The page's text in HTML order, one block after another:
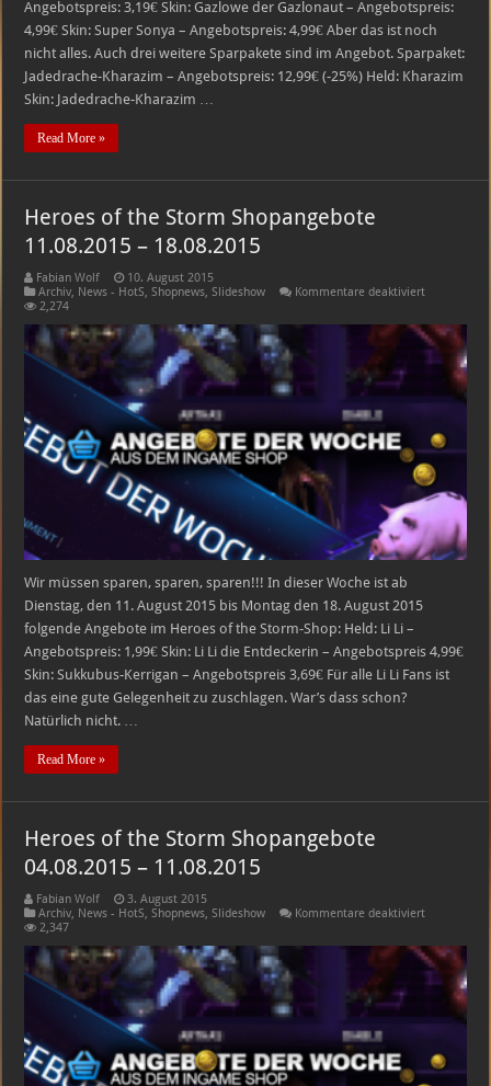
Angebotspreis: 3,19€ Skin: Gazlowe der Gazlonaut – Angebotspreis:
4,99€ Skin: Super Sonya – Angebotspreis: 4,99€ Aber das ist noch
nicht alles. Auch drei weitere Sparpakete sind im Angebot. Sparpaket:
Jadedrache-Kharazim – Angebotspreis: 12,99€ (-25%) Held: Kharazim
Skin: Jadedrache-Kharazim …
Read More »
Heroes of the Storm Shopangebote
11.08.2015 – 18.08.2015
Fabian Wolf
10. August 2015
Archiv, News - HotS,Shopnews,Slideshow Kommentare deaktiviertfür
the
Storm
11.08.2015
18.08.2015
2,274
Wir müssen sparen, sparen, sparen!!! In dieser Woche ist ab
Dienstag, den 11. August 2015 bis Montag den 18. August 2015
folgende Angebote im Heroes of the Storm-Shop: Held: Li Li –
Angebotspreis: 1,99€ Skin: Li Li die Entdeckerin – Angebotspreis 4,99€
Skin: Sukkubus-Kerrigan – Angebotspreis 3,69€ Für alle Li Li Fans ist
das eine gute Gelegenheit zu zuschlagen. War’s dass schon?
Natürlich nicht. …
Read More »
Heroes of the Storm Shopangebote
04.08.2015 – 11.08.2015
Fabian Wolf
3. August 2015
Archiv, News - HotS,Shopnews,Slideshow Kommentare deaktiviertfür
the
Storm
04.08.2015
11.08.2015
2,347